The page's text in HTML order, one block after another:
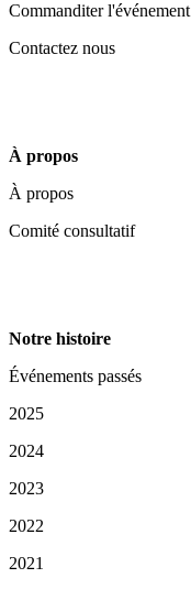
Commanditer l'événement
Contactez nous
À propos
À propos
Comité consultatif
Notre histoire
Événements passés
2025
2024
2023
2022
2021